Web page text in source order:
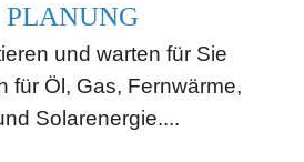
PLANUNG
und warten für Sie
für Öl, Gas, Fernwärme,
Solarenergie....